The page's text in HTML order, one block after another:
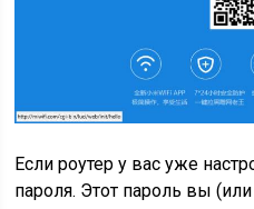
Если роутер у вас уже
пароля. Этот пароль вы